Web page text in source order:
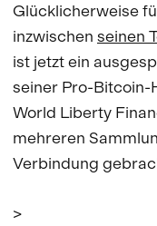
Glücklicherweise
inzwischen seinen
ist jetzt ein
seiner Pro-Bitcoin-
World Liberty
mehreren
Verbindung
>